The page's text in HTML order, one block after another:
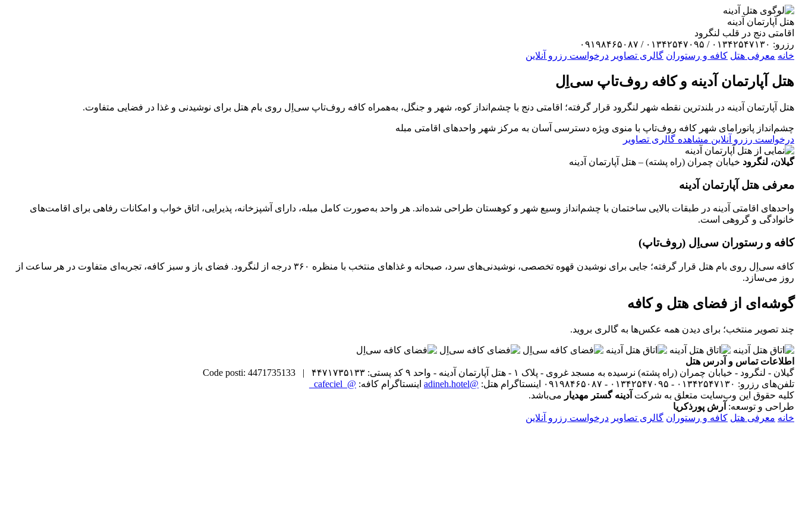
هتل آپارتمان آدینه
اقامتی دنج در قلب لنگرود
رزرو: ۰۱۳۴۲۵۴۷۱۳۰ / ۰۱۳۴۲۵۴۷۰۹۵ / ۰۹۱۹۸۴۶۵۰۸۷
خانه معرفی هتل کافه و رستوران گالری تصاویر درخواست رزرو آنلاین
هتل آپارتمان آدینه و کافه روف‌تاپ سی‌اِل
هتل آپارتمان آدینه در بلندترین نقطه شهر لنگرود قرار گرفته؛ اقامتی دنج با چشم‌انداز کوه، شهر و جنگل، به‌همراه کافه روف‌تاپ سی‌اِل روی بام هتل برای نوشیدنی و غذا در فضایی متفاوت.
چشم‌انداز پانورامای شهر کافه روف‌تاپ با منوی ویژه دسترسی آسان به مرکز شهر واحدهای اقامتی مبله
درخواست رزرو آنلاین مشاهده گالری تصاویر
گیلان، لنگرود خیابان چمران (راه پشته) – هتل آپارتمان آدینه
معرفی هتل آپارتمان آدینه
واحدهای اقامتی آدینه در طبقات بالایی ساختمان با چشم‌انداز وسیع شهر و کوهستان طراحی شده‌اند. هر واحد به‌صورت کامل مبله، دارای آشپزخانه، پذیرایی، اتاق خواب و امکانات رفاهی برای اقامت‌های
خانوادگی و گروهی است.
کافه و رستوران سی‌اِل (روف‌تاپ)
کافه سی‌اِل روی بام هتل قرار گرفته؛ جایی برای نوشیدن قهوه تخصصی، نوشیدنی‌های سرد، صبحانه و غذاهای منتخب با منظره ۳۶۰ درجه از لنگرود. فضای باز و سبز کافه، تجربه‌ای متفاوت در هر ساعت از
روز می‌سازد.
گوشه‌ای از فضای هتل و کافه
چند تصویر منتخب؛ برای دیدن همه عکس‌ها به گالری بروید.
اطلاعات تماس و آدرس هتل
گیلان - لنگرود - خیابان چمران (راه پشته) نرسیده به مسجد غروی - پلاک ۱ - هتل آپارتمان آدینه - واحد ۹
کد پستی: ۴۴۷۱۷۳۵۱۳۳ | Code posti: 4471735133
تلفن‌های رزرو: ۰۱۳۴۲۵۴۷۱۳۰ - ۰۱۳۴۲۵۴۷۰۹۵ - ۰۹۱۹۸۴۶۵۰۸۷
اینستاگرام هتل: @adineh.hotel اینستاگرام کافه: @_cafeciel_
کلیه حقوق این وب‌سایت متعلق به شرکت آدینه گستر مهدیار می‌باشد.
طراحی و توسعه: آرش پورذکریا
خانه معرفی هتل کافه و رستوران گالری تصاویر درخواست رزرو آنلاین